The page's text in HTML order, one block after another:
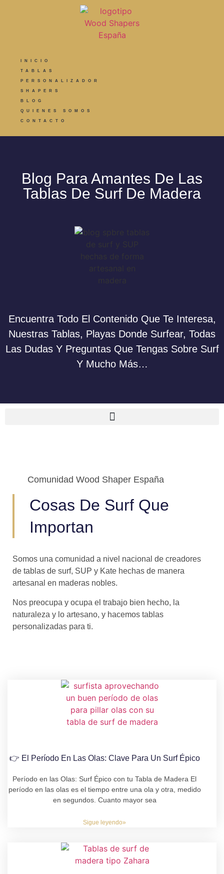
INICIO
TABLAS
PERSONALIZADOR
SHAPERS
BLOG
QUIENES SOMOS
CONTACTO
Blog Para Amantes De Las
Tablas De Surf De Madera
Encuentra Todo El Contenido Que Te Interesa,
Nuestras Tablas, Playas Donde Surfear, Todas
Las Dudas Y Preguntas Que Tengas Sobre Surf
Y Mucho Más…
Comunidad Wood Shaper España
Cosas De Surf Que
Importan
Somos una comunidad a nivel nacional de creadores
de tablas de surf, SUP y Kate hechas de manera
artesanal en maderas nobles.
Nos preocupa y ocupa el trabajo bien hecho, la
naturaleza y lo artesano, y hacemos tablas
personalizadas para ti.
👉 El Período En Las Olas: Clave Para Un Surf Épico
Período en las Olas: Surf Épico con tu Tabla de Madera El
período en las olas es el tiempo entre una ola y otra, medido
en segundos. Cuanto mayor sea
Sigue leyendo»